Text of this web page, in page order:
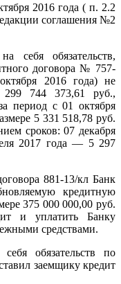
2016 года ( п. 2.2
соглашения №2
себя обязательств,
договора № 757-
2016 года) не
299 744 373,61 руб.,
период с 01 октября
5 331 518,78 руб.
сроков: 07 декабря
2017 года — 5 297
881-13/кл Банк
кредитную
375 000 000,00 руб.
и уплатить Банку
средствами.
обязательств по
заемщику кредит